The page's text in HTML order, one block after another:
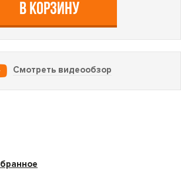
В КОРЗИНУ
Смотреть видеообзор